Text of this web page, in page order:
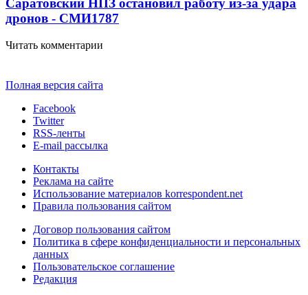
Саратовский НПЗ остановил работу из-за удара
дронов - СМИ1787
Читать комментарии
Полная версия сайта
Facebook
Twitter
RSS-ленты
E-mail рассылка
Контакты
Реклама на сайте
Использование материалов korrespondent.net
Правила пользования сайтом
Договор пользования сайтом
Политика в сфере конфиденциальности и персональных
данных
Пользовательское соглашение
Редакция